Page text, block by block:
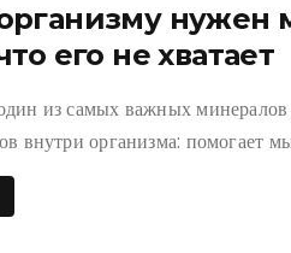
нужен
его не хватает
из самых важных минералов
внутри организма: помогает